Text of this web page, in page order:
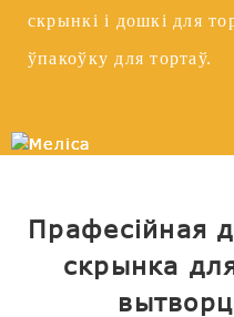
скрынкі і дошкі для
ўпакоўку для тортаў.
Прафесійная
скрынка